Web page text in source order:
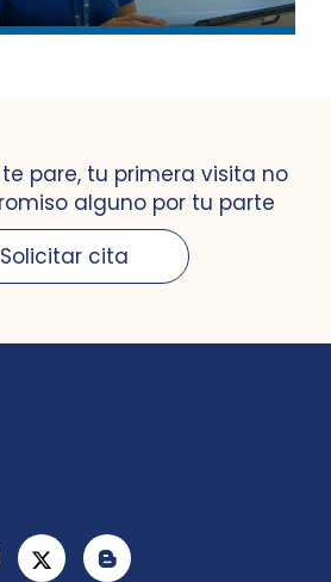
pare, tu primera visita no
alguno por tu parte
Solicitar cita